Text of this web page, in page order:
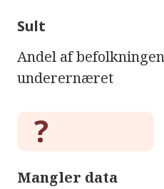
Sult
Andel af
underernæret
Mangler data